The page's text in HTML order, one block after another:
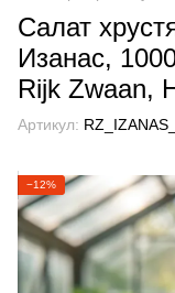
Салат
Изанас,
Rijk Zwaan,
Артикул:
−12%